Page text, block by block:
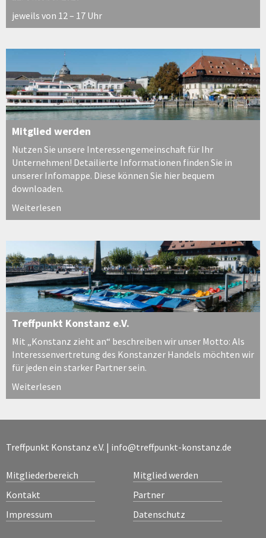
jeweils von 12 – 17 Uhr
Mitglied werden
Nutzen Sie unsere Interessengemeinschaft für Ihr
Unternehmen! Detailierte Informationen finden Sie in
unserer Infomappe. Diese können Sie hier bequem
downloaden.
Weiterlesen
Treffpunkt Konstanz e.V.
Mit „Konstanz zieht an“ beschreiben wir unser Motto: Als
Interessenvertretung des Konstanzer Handels möchten wir
für jeden ein starker Partner sein.
Weiterlesen
Treffpunkt Konstanz e.V. | info@treffpunkt-konstanz.de
Mitgliederbereich
Mitglied werden
Kontakt
Partner
Impressum
Datenschutz